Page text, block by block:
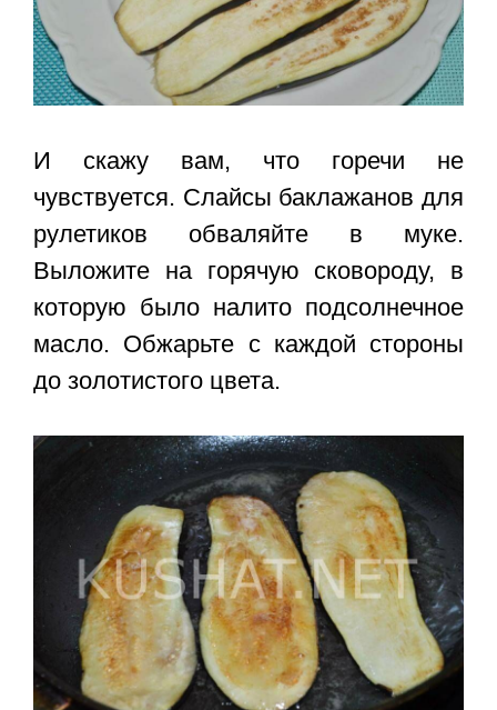
И скажу вам, что горечи не
чувствуется. Слайсы баклажанов для
рулетиков обваляйте в муке.
Выложите на горячую сковороду, в
которую было налито подсолнечное
масло. Обжарьте с каждой стороны
до золотистого цвета.